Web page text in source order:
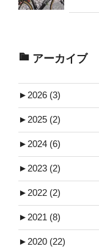
アーカイブ
► 2026 (3)
► 2025 (2)
► 2024 (6)
► 2023 (2)
► 2022 (2)
► 2021 (8)
► 2020 (22)